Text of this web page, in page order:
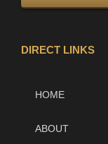
DIRECT LINKS
HOME
ABOUT